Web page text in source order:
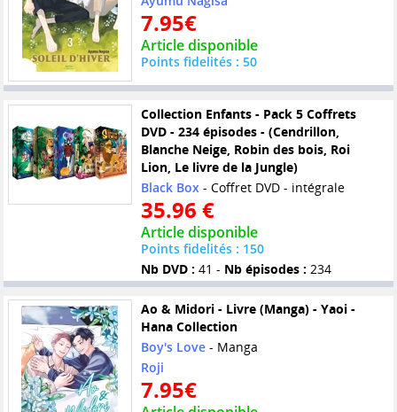
7.95€
Article disponible
Points fidelités : 50
Collection Enfants - Pack 5 Coffrets
DVD - 234 épisodes - (Cendrillon,
Blanche Neige, Robin des bois, Roi
Lion, Le livre de la Jungle)
Black Box - Coffret DVD - intégrale
35.96 €
Article disponible
Points fidelités : 150
Nb DVD : 41 - Nb épisodes : 234
Ao & Midori - Livre (Manga) - Yaoi -
Hana Collection
Boy's Love- Manga
Roji
7.95€